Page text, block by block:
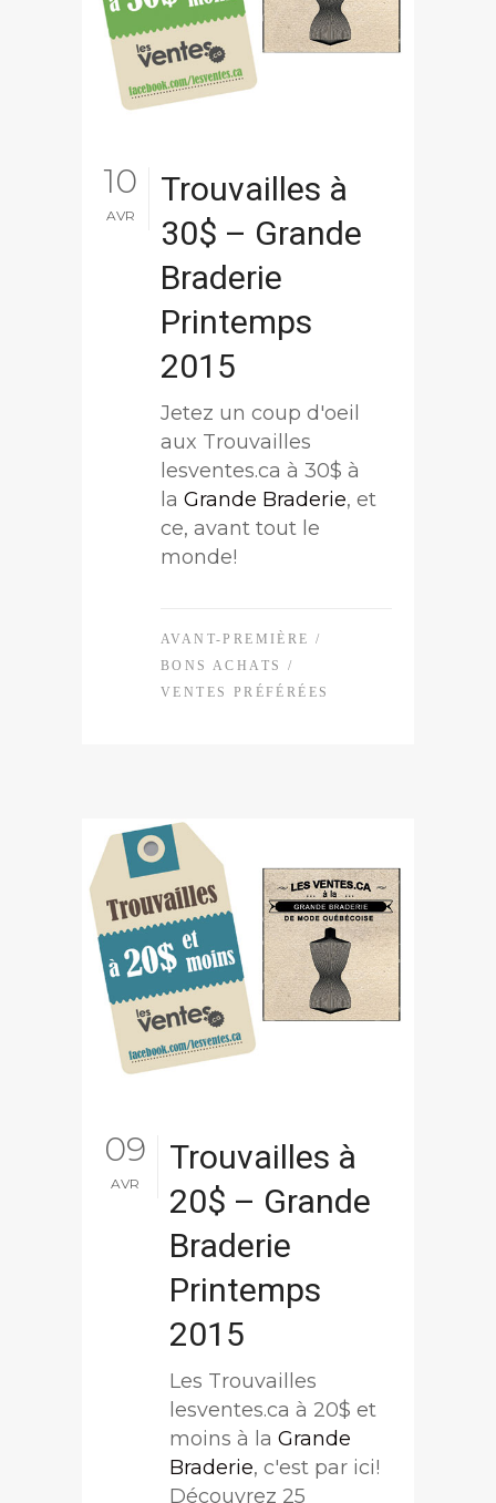
10
AVR
Trouvailles à
30$ – Grande
Braderie
Printemps
2015
Jetez un coup d'oeil
aux Trouvailles
lesventes.ca à 30$ à
la Grande Braderie, et
ce, avant tout le
monde!
AVANT-PREMIÈRE /
BONS ACHATS
/
VENTES PRÉFÉRÉES
09
AVR
Trouvailles à
20$ – Grande
Braderie
Printemps
2015
Les Trouvailles
lesventes.ca à 20$ et
moins à la Grande
Braderie, c'est par ici!
Découvrez 25